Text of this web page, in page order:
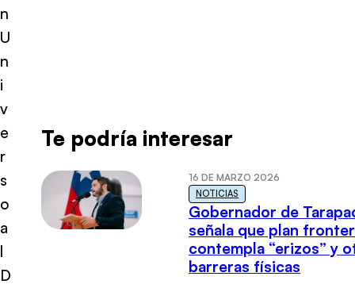
n
U
n
i
v
e
r
s
o
a
l
D
Te podría interesar
16 DE MARZO 2026
NOTICIAS
Gobernador de
señala que plan
contempla “erizos” y
barreras físicas